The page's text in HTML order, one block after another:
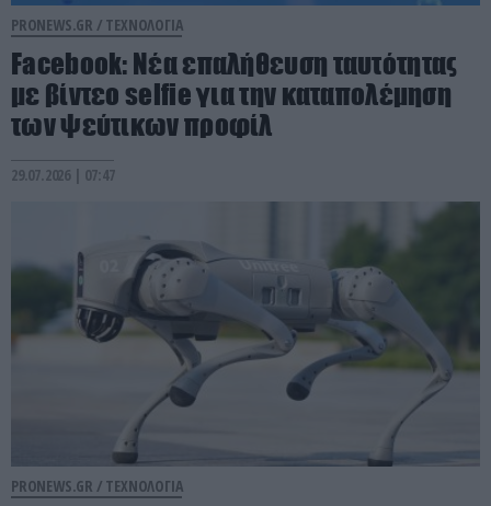
PRONEWS.GR / ΤΕΧΝΟΛΟΓΙΑ
Facebook: Νέα επαλήθευση ταυτότητας
με βίντεο selfie για την καταπολέμηση
των ψεύτικων προφίλ
29.07.2026 | 07:47
PRONEWS.GR / ΤΕΧΝΟΛΟΓΙΑ